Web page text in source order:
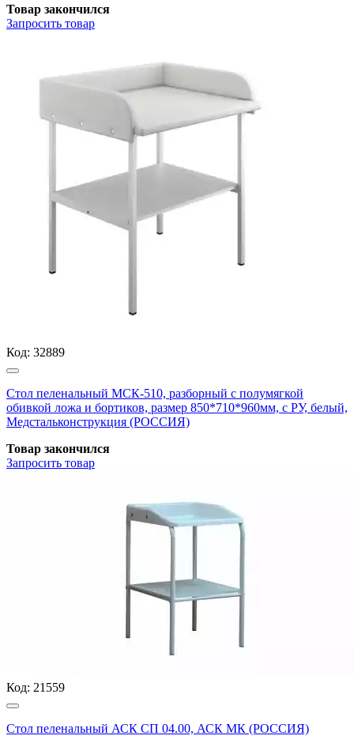
Товар закончился
Запросить товар
Код: 32889
Стол пеленальный МСК-510, разборный с полумягкой
обивкой ложа и бортиков, размер 850*710*960мм, с РУ, белый,
Медстальконструкция (РОССИЯ)
Товар закончился
Запросить товар
Код: 21559
Стол пеленальный АСК СП 04.00, АСК МК (РОССИЯ)